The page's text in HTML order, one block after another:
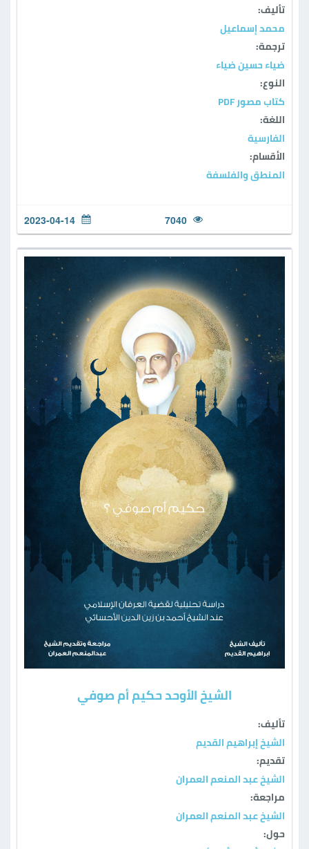
تأليف:
محمد إسماعيل
ترجمة:
ضياء حسين ضياء
النوع:
كتاب مصور PDF
اللغة:
الفارسية
الأقسام:
المنطق والفلسفة
7040
2023-04-14
الشيخ الأوحد حكيم أم صوفي
تأليف:
الشيخ إبراهيم القديم
تقديم:
الشيخ عبد المنعم العمران
مراجعة:
الشيخ عبد المنعم العمران
حول: